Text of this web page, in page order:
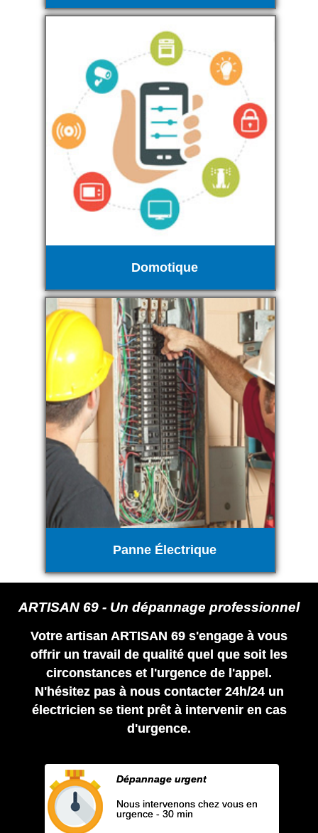
Domotique
Panne Électrique
ARTISAN 69 - Un dépannage professionnel
Votre artisan ARTISAN 69 s'engage à vous
offrir un travail de qualité quel que soit les
circonstances et l'urgence de l'appel.
N'hésitez pas à nous contacter 24h/24 un
électricien se tient prêt à intervenir en cas
d'urgence.
Dépannage urgent
Nous intervenons chez vous en
urgence - 30 min